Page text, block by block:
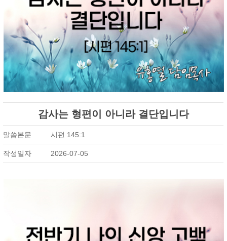
감사는 형편이 아니라 결단입니다
말씀본문 시편 145:1
작성일자 2026-07-05